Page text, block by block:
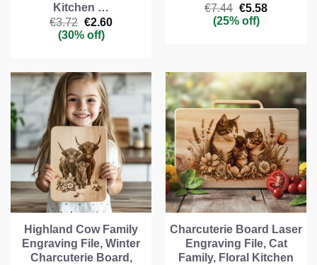
Kitchen …
€3.72 El
precio
original
€2.60El
(30% off)
€7.44 El
precio
original
€5.58El
(25% off)
Highland Cow Family
Engraving File, Winter
Charcuterie Board,
Charcuterie Board Laser
Engraving File, Cat
Family, Floral Kitchen